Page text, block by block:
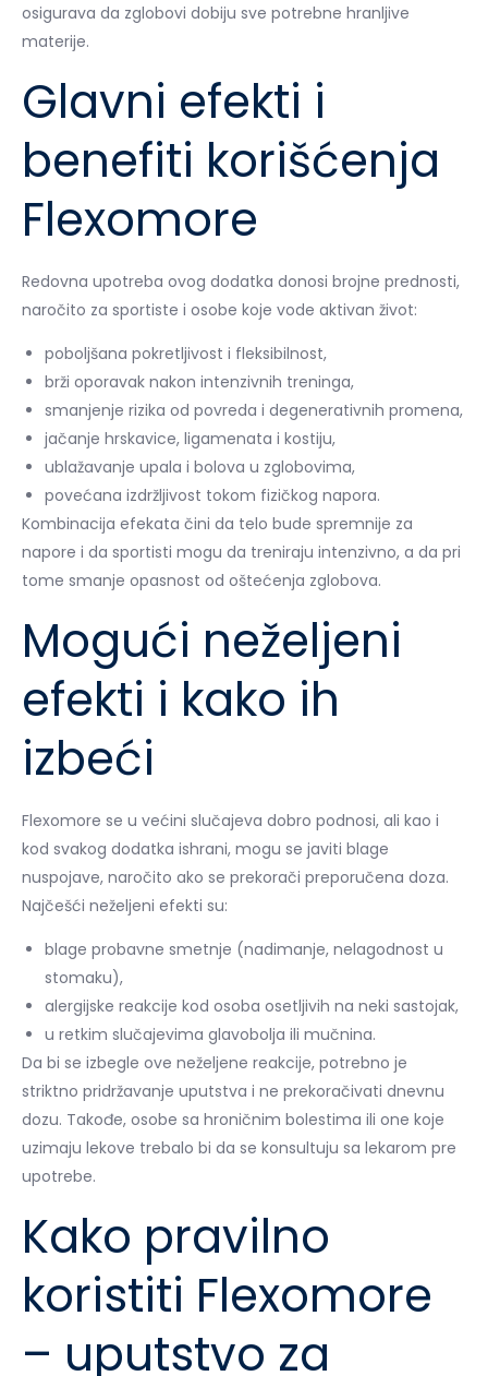
osigurava da zglobovi dobiju sve potrebne hranljive
materije.
Glavni efekti i
benefiti korišćenja
Flexomore
Redovna upotreba ovog dodatka donosi brojne prednosti,
naročito za sportiste i osobe koje vode aktivan život:
poboljšana pokretljivost i fleksibilnost,
brži oporavak nakon intenzivnih treninga,
smanjenje rizika od povreda i degenerativnih promena,
jačanje hrskavice, ligamenata i kostiju,
ublažavanje upala i bolova u zglobovima,
povećana izdržljivost tokom fizičkog napora.
Kombinacija efekata čini da telo bude spremnije za
napore i da sportisti mogu da treniraju intenzivno, a da pri
tome smanje opasnost od oštećenja zglobova.
Mogući neželjeni
efekti i kako ih
izbeći
Flexomore se u većini slučajeva dobro podnosi, ali kao i
kod svakog dodatka ishrani, mogu se javiti blage
nuspojave, naročito ako se prekorači preporučena doza.
Najčešći neželjeni efekti su:
blage probavne smetnje (nadimanje, nelagodnost u
stomaku),
alergijske reakcije kod osoba osetljivih na neki sastojak,
u retkim slučajevima glavobolja ili mučnina.
Da bi se izbegle ove neželjene reakcije, potrebno je
striktno pridržavanje uputstva i ne prekoračivati dnevnu
dozu. Takođe, osobe sa hroničnim bolestima ili one koje
uzimaju lekove trebalo bi da se konsultuju sa lekarom pre
upotrebe.
Kako pravilno
koristiti Flexomore
– uputstvo za